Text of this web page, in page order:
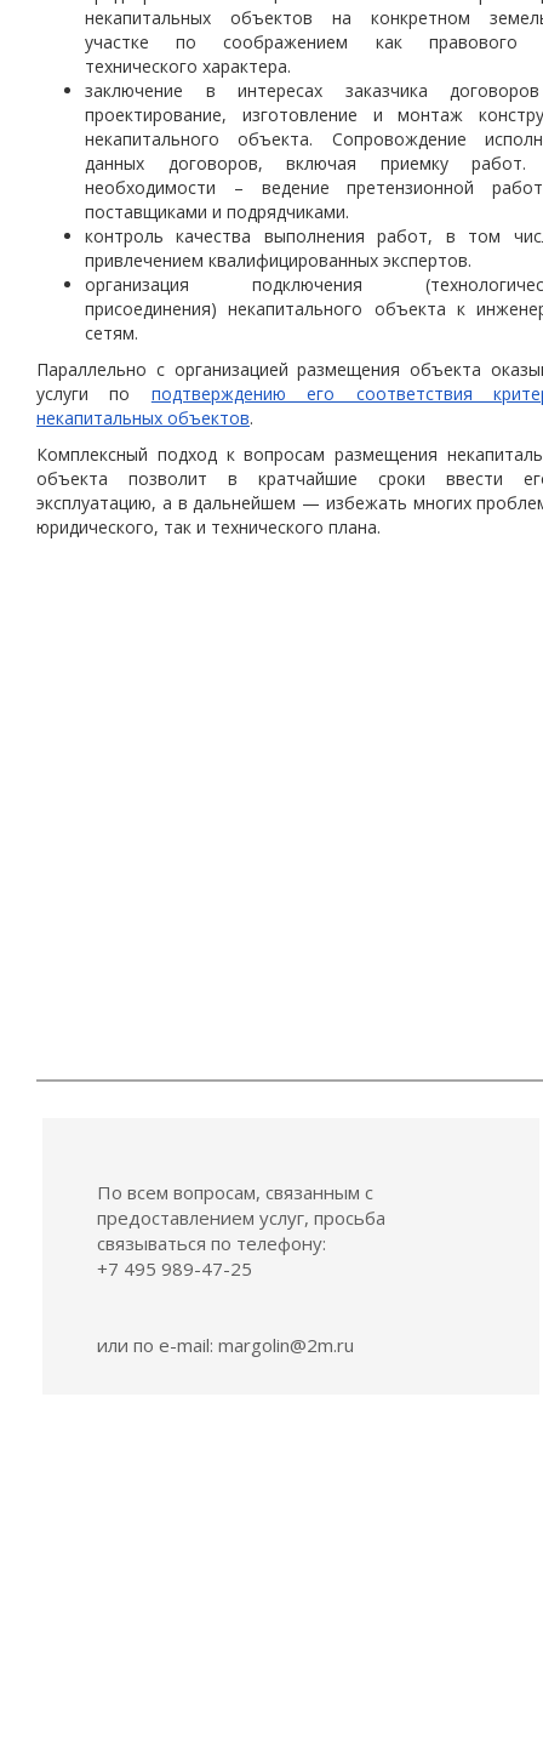
некапитальных объектов на конкретном
участке по соображением как правового
технического характера.
заключение в интересах заказчика
проектирование, изготовление и монтаж
некапитального объекта. Сопровождение
данных договоров, включая приемку
необходимости – ведение претензионной
поставщиками и подрядчиками.
контроль качества выполнения работ, в том
привлечением квалифицированных экспертов.
организация подключения
присоединения) некапитального объекта к
сетям.
Параллельно с организацией размещения объекта
услуги по подтверждению его соответствия
некапитальных объектов.
Комплексный подход к вопросамразмещения
объекта позволит в кратчайшие сроки ввести
эксплуатацию, а в дальнейшем — избежать многих
юридического, так и технического плана.
По всем вопросам, связанным с
предоставлением услуг, просьба
связываться по телефону:
+7 495 989-47-25
или по e-mail: margolin@2m.ru